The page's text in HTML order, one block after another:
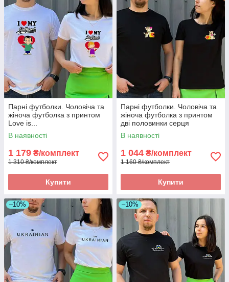
Парні футболки. Чоловіча та
жіноча футболка з принтом
Love is...
В наявності
1 179 ₴/комплект
1 310 ₴/комплект
Купити
Парні футболки. Чоловіча та
жіноча футболка з принтом
дві половинки серця
В наявності
1 044 ₴/комплект
1 160 ₴/комплект
Купити
–10% –10%